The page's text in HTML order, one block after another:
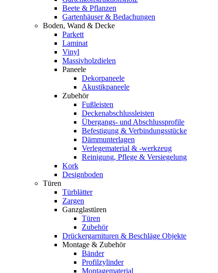
Beete & Pflanzen
Gartenhäuser & Bedachungen
Boden, Wand & Decke
Parkett
Laminat
Vinyl
Massivholzdielen
Paneele
Dekorpaneele
Akustikpaneele
Zubehör
Fußleisten
Deckenabschlussleisten
Übergangs- und Abschlussprofile
Befestigung & Verbindungsstücke
Dämmunterlagen
Verlegematerial & -werkzeug
Reinigung, Pflege & Versiegelung
Kork
Designboden
Türen
Türblätter
Zargen
Ganzglastüren
Türen
Zubehör
Drückergarnituren & Beschläge Objekte
Montage & Zubehör
Bänder
Profilzylinder
Montagematerial